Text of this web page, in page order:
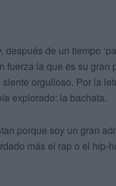
de un tiempo
fuerza la que es su gran
orgulloso. Por la
explorado: la bachata.
porque soy un gran
más el rap o el hip-